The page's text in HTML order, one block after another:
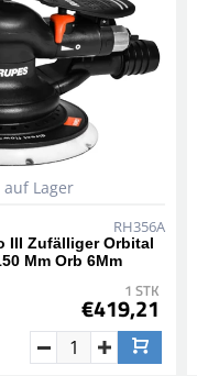
auf Lager
RH356A
III Zufälliger Orbital
Mm Orb 6Mm
1 STK
€419,21